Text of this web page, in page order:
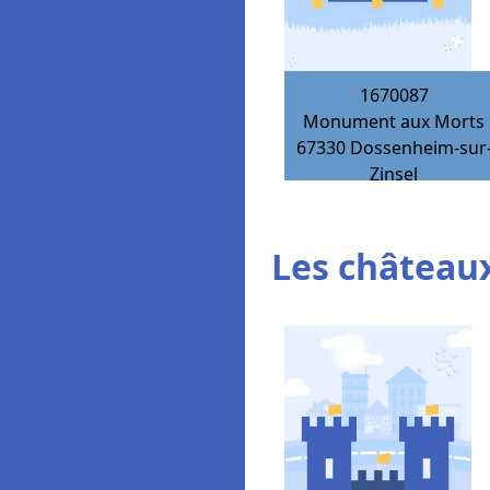
1670087
Monument aux Morts
67330 Dossenheim-
Zinsel
Les